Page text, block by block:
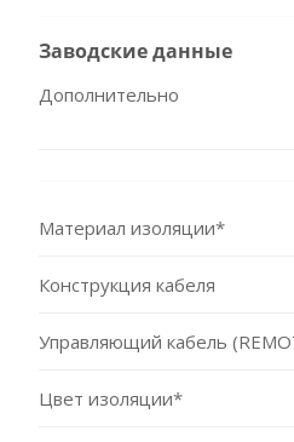
Заводские данные
Дополнительно
Материал изоляции*
Конструкция кабеля
Управляющий кабель
Цвет изоляции*